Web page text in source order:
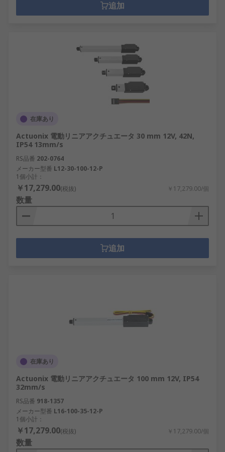
追加
在庫あり
Actuonix 電動リニアアクチュエータ 30 mm 12V, 42N,
IP54 13mm/s
RS品番 202-0764
メーカー型番 L12-30-100-12-P
1個小計：
￥17,279.00(税抜) ￥17,279.00/個
数量
追加
在庫あり
Actuonix 電動リニアアクチュエータ 100 mm 12V, IP54
32mm/s
RS品番 918-1357
メーカー型番 L16-100-35-12-P
1個小計：
￥17,279.00(税抜) ￥17,279.00/個
数量